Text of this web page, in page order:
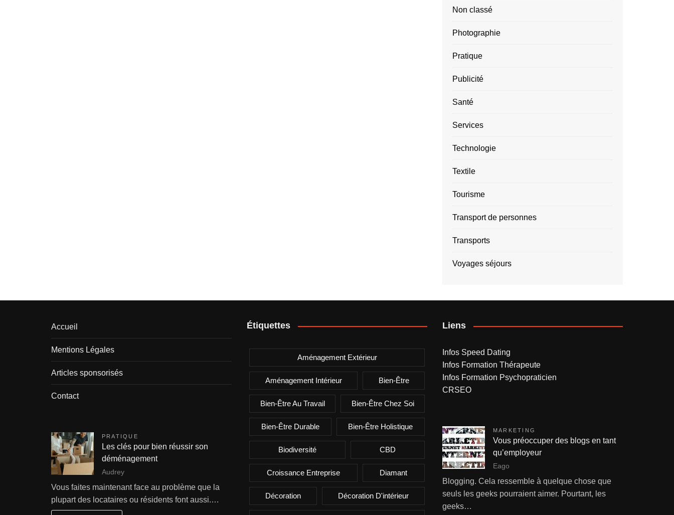
Non classé
Photographie
Pratique
Publicité
Santé
Services
Technologie
Textile
Tourisme
Transport de personnes
Transports
Voyages séjours
Accueil
Mentions Légales
Articles sponsorisés
Contact
PRATIQUE
Les clés pour bien réussir son
déménagement
Audrey
Vous faites maintenant face au problème que la
plupart des locataires ou résidents font aussi.…
Étiquettes
Aménagement Extérieur
Aménagement Intérieur Bien-Être
Bien-Être Au Travail Bien-Être Chez Soi
Bien-Être Durable Bien-Être Holistique
Biodiversité CBD
Croissance Entreprise Diamant
Décoration Décoration D'intérieur
Liens
Infos Speed Dating
Infos Formation Thérapeute
Infos Formation Psychopraticien
CRSEO
MARKETING
Vous préoccuper des blogs en tant
qu’employeur
Eago
Blogging. Cela ressemble à quelque chose que
seuls les geeks pourraient aimer. Pourtant, les
geeks…